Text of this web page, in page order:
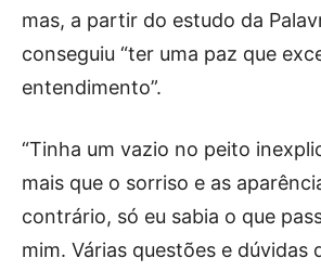
mas, a partir do estudo da
conseguiu “ter uma paz que
entendimento”.
“Tinha um vazio no peito
mais que o sorriso e as
contrário, só eu sabia o que
mim. Várias questões e dúvidas